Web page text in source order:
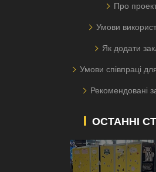
Про
Умови
Як додати
Умови співпраці
Рекомендовані
ОСТАННІ